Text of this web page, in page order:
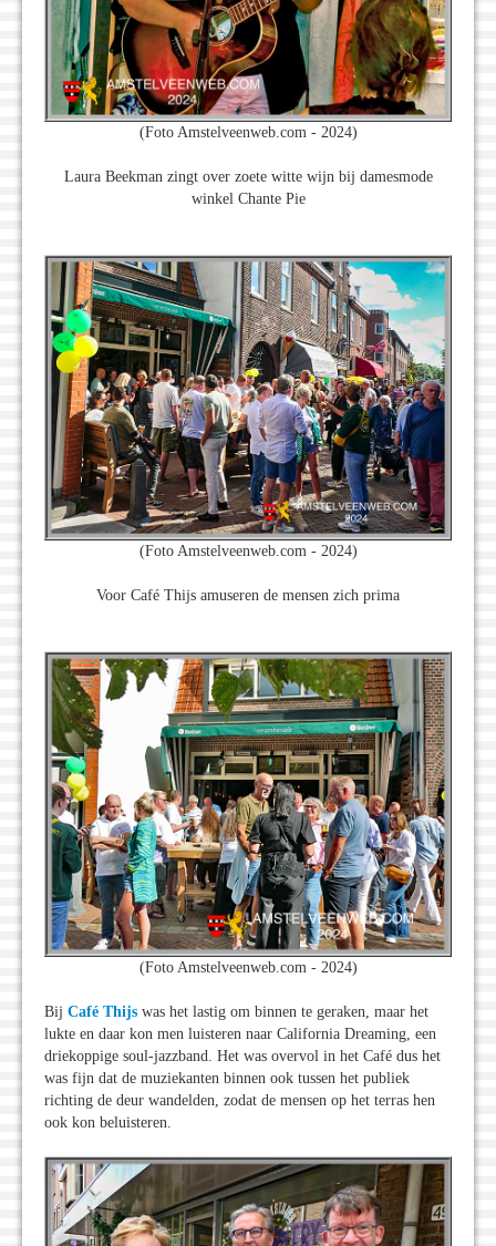
(Foto Amstelveenweb.com - 2024)
Laura Beekman zingt over zoete witte wijn bij damesmode
winkel Chante Pie
(Foto Amstelveenweb.com - 2024)
Voor Café Thijs amuseren de mensen zich prima
(Foto Amstelveenweb.com - 2024)
Bij Café Thijs was het lastig om binnen te geraken, maar het
lukte en daar kon men luisteren naar California Dreaming, een
driekoppige soul-jazzband. Het was overvol in het Café dus het
was fijn dat de muziekanten binnen ook tussen het publiek
richting de deur wandelden, zodat de mensen op het terras hen
ook kon beluisteren.